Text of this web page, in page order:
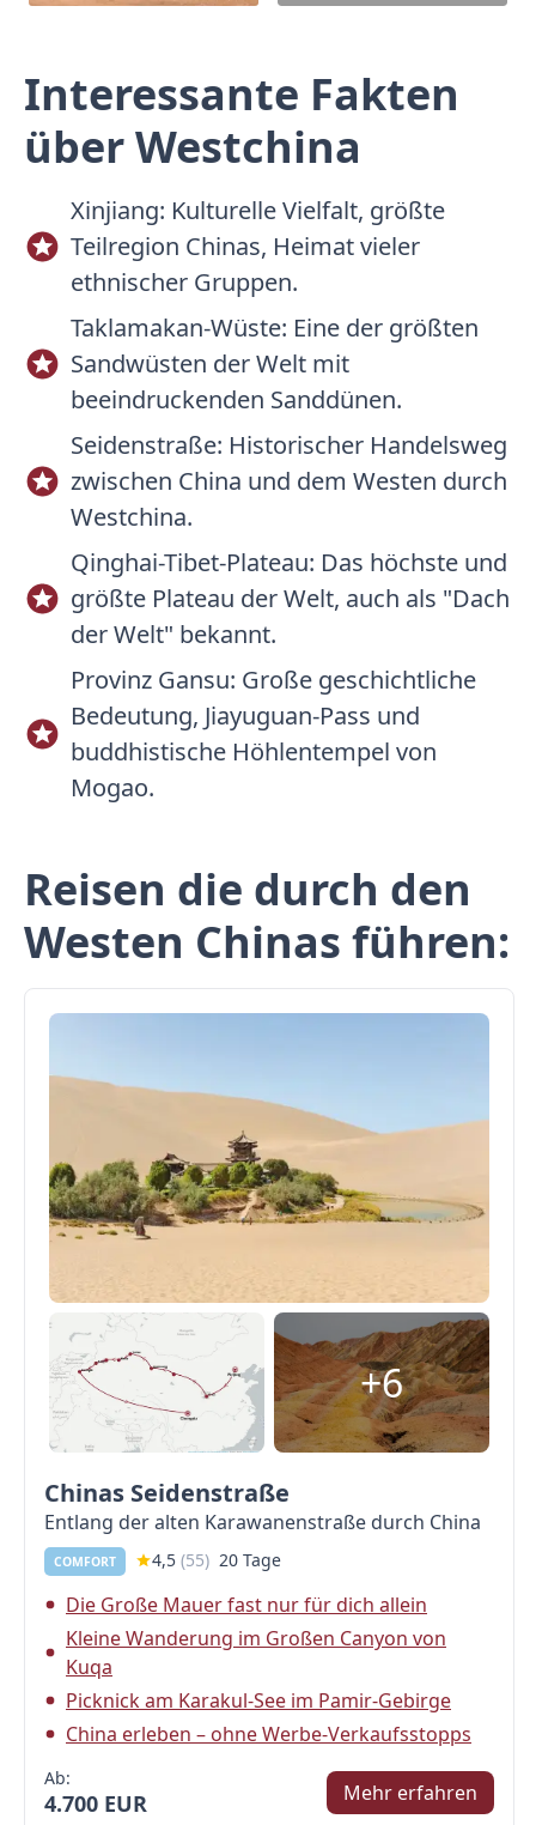
Interessante Fakten
über Westchina
Xinjiang: Kulturelle Vielfalt, größte
Teilregion Chinas, Heimat vieler
ethnischer Gruppen.
Taklamakan-Wüste: Eine der größten
Sandwüsten der Welt mit
beeindruckenden Sanddünen.
Seidenstraße: Historischer Handelsweg
zwischen China und dem Westen durch
Westchina.
Qinghai-Tibet-Plateau: Das höchste und
größte Plateau der Welt, auch als "Dach
der Welt" bekannt.
Provinz Gansu: Große geschichtliche
Bedeutung, Jiayuguan-Pass und
buddhistische Höhlentempel von
Mogao.
Reisen die durch den
Westen Chinas führen:
+6
Chinas Seidenstraße
Entlang der alten Karawanenstraße durch China
COMFORT 4,5 (55) 20 Tage
Die Große Mauer fast nur für dich allein
Kleine Wanderung im Großen Canyon von
Kuqa
Picknick am Karakul-See im Pamir-Gebirge
China erleben – ohne Werbe-Verkaufsstopps
Ab:
4.700 EUR Mehr erfahren